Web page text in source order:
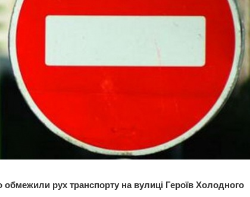
обмежили рух транспорту на вулиці Героїв Холодного